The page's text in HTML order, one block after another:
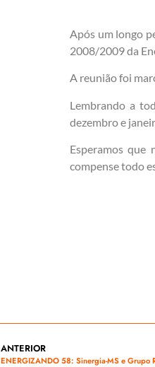
Após um longo
2008/2009 da
A reunião foi
Lembrando a
dezembro e
Esperamos que
compense todo
ANTERIOR
ENERGIZANDO 58: Sinergia-MS e